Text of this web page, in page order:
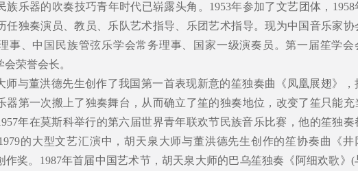
族乐器的吹奏技巧青年时代已崭露头角。1953年参加了文艺团体，1958
任独奏演员、教员、乐队艺术指导、乐团艺术指导。现为中国音乐家协
事、中国民族管弦乐学会常务理事、国家一级演奏员。第一届笙学会
荣誉会长。
师与董洪德先生创作了我国第一首表现新意的笙独奏曲《凤凰展翅》，
器第一次搬上了独奏舞台，从而确立了笙的独奏地位，改变了笙只能充
年在莫斯科举行的第六届世界青年联欢节民族音乐比赛，他的笙独奏
的大型文艺汇演中，胡天泉大师与董洪德先生创作的笙协奏曲《井
作奖。1987年首届中国艺术节，胡天泉大师的巴乌笙独奏《阿细欢歌》(